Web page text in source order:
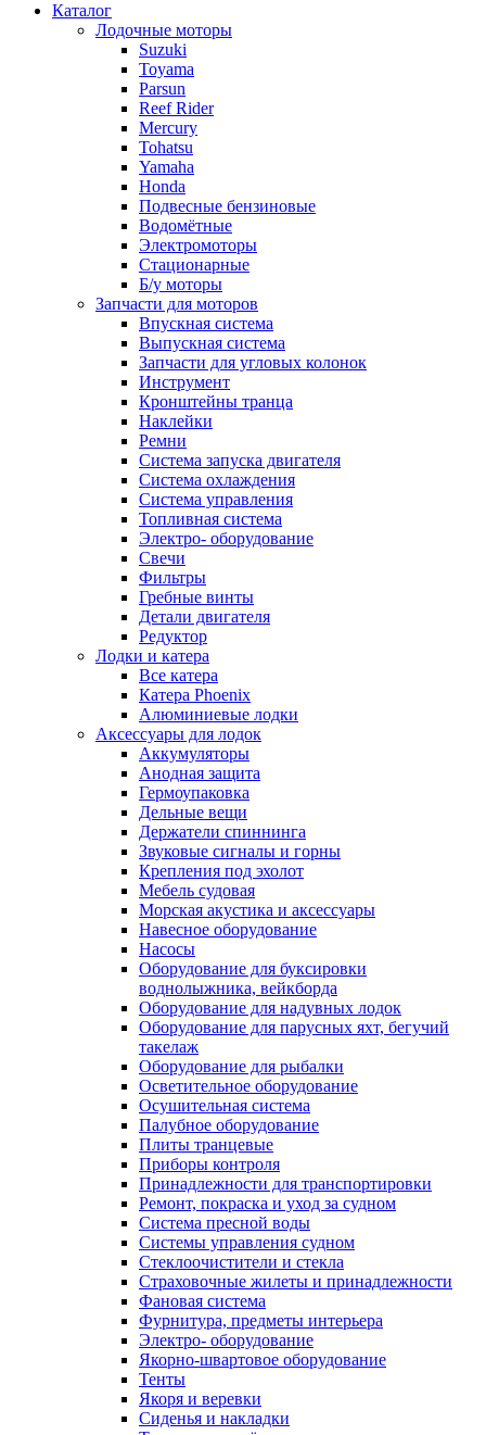
Каталог
Лодочные моторы
Suzuki
Toyama
Parsun
Reef Rider
Mercury
Tohatsu
Yamaha
Honda
Подвесные бензиновые
Водомётные
Электромоторы
Стационарные
Б/у моторы
Запчасти для моторов
Впускная система
Выпускная система
Запчасти для угловых колонок
Инструмент
Кронштейны транца
Наклейки
Ремни
Система запуска двигателя
Система охлаждения
Система управления
Топливная система
Электро- оборудование
Свечи
Фильтры
Гребные винты
Детали двигателя
Редуктор
Лодки и катера
Все катера
Катера Phoenix
Алюминиевые лодки
Аксессуары для лодок
Аккумуляторы
Анодная защита
Гермоупаковка
Дельные вещи
Держатели спиннинга
Звуковые сигналы и горны
Крепления под эхолот
Мебель судовая
Морская акустика и аксессуары
Навесное оборудование
Насосы
Оборудование для буксировки
воднолыжника, вейкборда
Оборудование для надувных лодок
Оборудование для парусных яхт, бегучий
такелаж
Оборудование для рыбалки
Осветительное оборудование
Осушительная система
Палубное оборудование
Плиты транцевые
Приборы контроля
Принадлежности для транспортировки
Ремонт, покраска и уход за судном
Система пресной воды
Системы управления судном
Стеклоочистители и стекла
Страховочные жилеты и принадлежности
Фановая система
Фурнитура, предметы интерьера
Электро- оборудование
Якорно-швартовое оборудование
Тенты
Якоря и веревки
Сиденья и накладки